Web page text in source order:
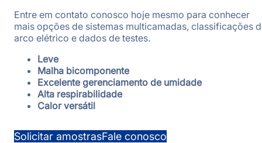
Entre em contato conosco hoje mesmo para conhecer
mais opções de sistemas multicamadas, classificações
arco elétrico e dados de testes.
Leve
Malha bicomponente
Excelente gerenciamento de umidade
Alta respirabilidade
Calor versátil
Solicitar amostrasFale conosco